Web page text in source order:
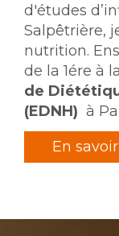
d'études
Salpêtrière,
nutrition.
de la 1ére à
de
(EDNH) à
En